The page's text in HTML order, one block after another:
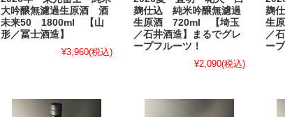
大吟醸無濾過生原酒 酒
未来50 1800ml 【山
形／冨士酒造】
¥3,960(税込)
麹仕込 純米吟醸無濾過
生原酒 720ml 【埼玉
／石井酒造】まるでグレ
ープフルーツ！
¥2,090(税込)
麹
生
／
ー